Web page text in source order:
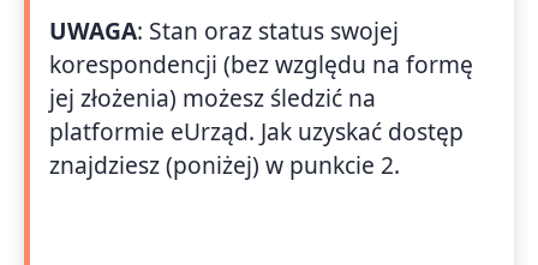
UWAGA: Stan oraz status swojej
korespondencji (bez względu na formę
jej złożenia) możesz śledzić na
platformie eUrząd. Jak uzyskać dostęp
znajdziesz (poniżej) w punkcie 2.